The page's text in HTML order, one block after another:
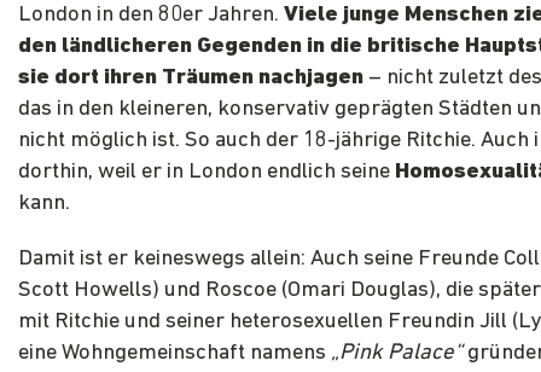
London in den 80er Jahren. Viele junge Menschen
den ländlicheren Gegenden in die britische
sie dort ihren Träumen nachjagen – nicht zuletzt
das in den kleineren, konservativ geprägten Städten
nicht möglich ist. So auch der 18-jährige Ritchie. Auch
dorthin, weil er in London endlich seine
kann.
Damit ist er keineswegs allein: Auch seine Freunde
Scott Howells) und Roscoe (Omari Douglas), die
mit Ritchie und seiner heterosexuellen Freundin Jill
eine Wohngemeinschaft namens „Pink Palace“